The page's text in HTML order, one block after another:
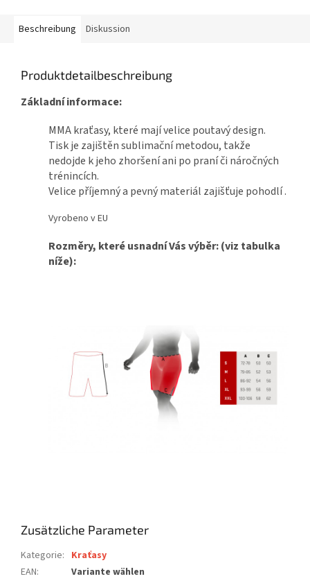
Beschreibung Diskussion
Produktdetailbeschreibung
Základní informace:
MMA kraťasy, které mají velice poutavý design.
Tisk je zajištěn sublimační metodou, takže
nedojde k jeho zhoršení ani po praní či náročných
trénincích.
Velice příjemný a pevný materiál zajišťuje pohodlí .
Vyrobeno v EU
Rozměry, které usnadní Vás výběr: (viz tabulka
níže):
Zusätzliche Parameter
Kategorie: Kraťasy
EAN: Variante wählen